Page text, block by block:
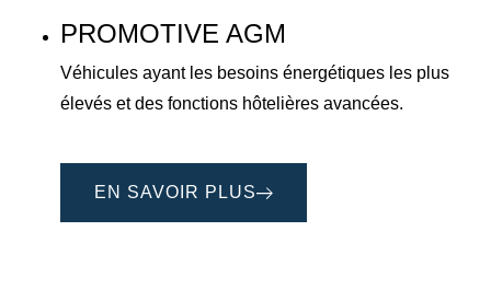
PROMOTIVE AGM
Véhicules ayant les besoins énergétiques les plus
élevés et des fonctions hôtelières avancées.
EN SAVOIR PLUS